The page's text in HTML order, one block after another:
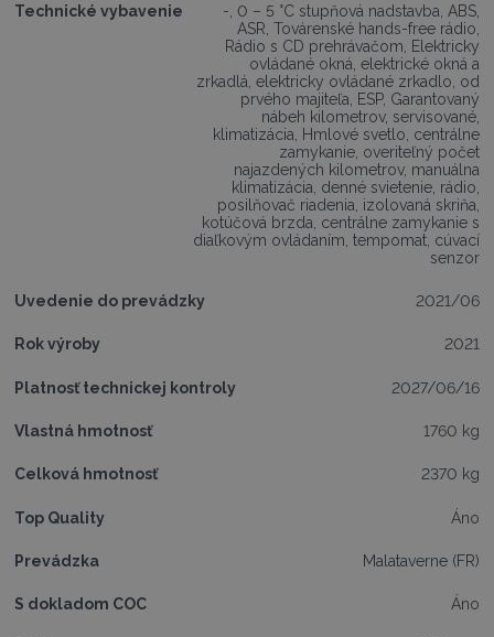
Technické vybavenie
-, 0 – 5 °C stupňová nadstavba, ABS,
ASR, Továrenské hands-free rádio,
Rádio s CD prehrávačom, Elektricky
ovládané okná, elektrické okná a
zrkadlá, elektricky ovládané zrkadlo, od
prvého majiteľa, ESP, Garantovaný
nábeh kilometrov, servisované,
klimatizácia, Hmlové svetlo, centrálne
zamykanie, overiteľný počet
najazdených kilometrov, manuálna
klimatizácia, denné svietenie, rádio,
posilňovač riadenia, izolovaná skriňa,
kotúčová brzda, centrálne zamykanie s
diaľkovým ovládaním, tempomat, cúvací
senzor
Uvedenie do prevádzky 2021/06
Rok výroby 2021
Platnosť technickej kontroly 2027/06/16
Vlastná hmotnosť 1760 kg
Celková hmotnosť 2370 kg
Top Quality Áno
Prevádzka Malataverne (FR)
S dokladom COC Áno